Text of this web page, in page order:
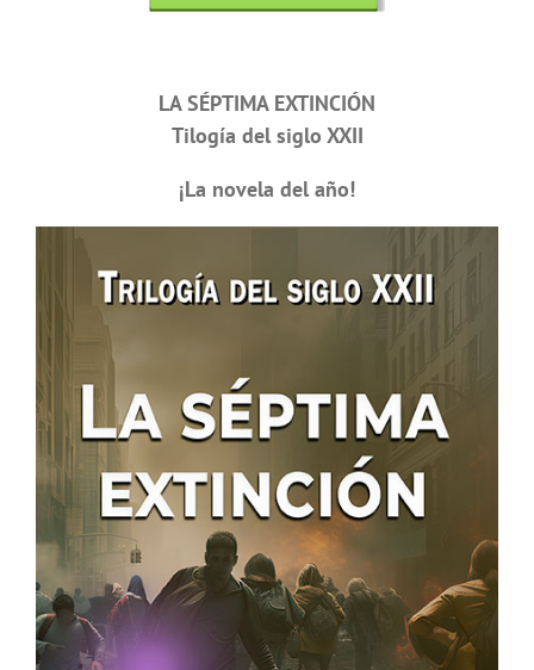
LA SÉPTIMA EXTINCIÓN
Tilogía del siglo XXII
¡La novela del año!